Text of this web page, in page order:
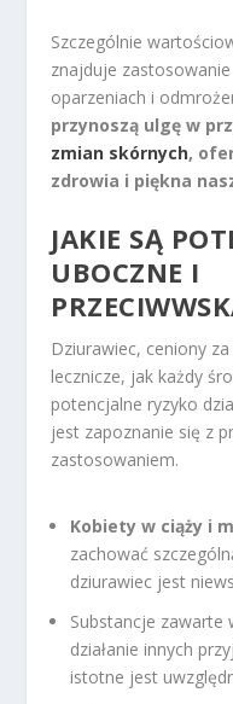
Szczególnie
znajduje
oparzeniach i
przynoszą ulgę w
zmian skórnych,
zdrowia i piękna
JAKIE SĄ
UBOCZNE I
Dziurawiec, ceniony
lecznicze, jak każdy
potencjalne ryzyko
jest zapoznanie się z
zastosowaniem.
Kobiety w ciąży i
zachować
dziurawiec jest
Substancje zawarte
działanie innych
istotne jest